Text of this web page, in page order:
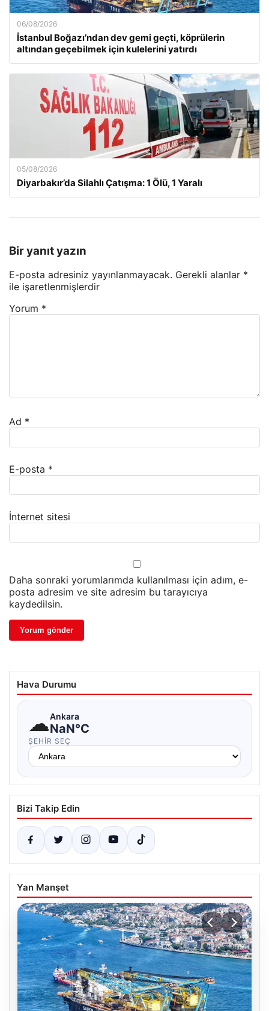
06/08/2026
İstanbul Boğazı’ndan dev gemi geçti, köprülerin
altından geçebilmek için kulelerini yatırdı
05/08/2026
Diyarbakır’da Silahlı Çatışma: 1 Ölü, 1 Yaralı
Bir yanıt yazın
E-posta adresiniz yayınlanmayacak. Gerekli alanlar *
ile işaretlenmişlerdir
Yorum *
Ad *
E-posta *
İnternet sitesi
Daha sonraki yorumlarımda kullanılması için adım, e-
posta adresim ve site adresim bu tarayıcıya
kaydedilsin.
Hava Durumu
☁Ankara
NaN°C
ŞEHIR SEÇ
Bizi Takip Edin
Yan Manşet